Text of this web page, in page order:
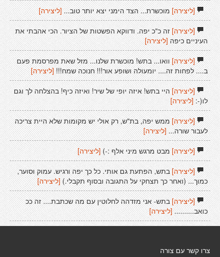
[ליצירה]מוכשרת... הצד הימני יצא יותר טוב...[ליצירה]
[ליצירה]זה כ"כ יפה. ודווקא הפשטות של הציור. הכי אהבתי את
העיניים כיפה [ליצירה]
[ליצירה]וואו... בתש! מוכשרת שלנו... מזל שאת מפרסמת פעם
ב.... לפחות זה.... יומעולה ושופע אור!!! חנוכה שמח!!![ליצירה]
[ליצירה]היי בתש! איזה יופי של שיר! ואיזה כיף! בהצלחה לך וגם
לו(-: [ליצירה]
[ליצירה]ממש יפה, בת"ש, רק אולי יש מקומות שלא היית צריכה
לעבור שורה... [ליצירה]
[ליצירה]מבט מרגש מיני אלף :-) [ליצירה]
[ליצירה]בתש, הפתעת גם אותי. כל כך יפה ורגיש. עמוק וסוער,
כמוך... (ואחר כך תצחקי על התגובה ובסוף תקבלי.) [ליצירה]
[ליצירה]בתש- אני מזדהה לחלוטין עם מה שכתבת.... זה ככ
כואב.......... [ליצירה]
צרו קשר עם צורה